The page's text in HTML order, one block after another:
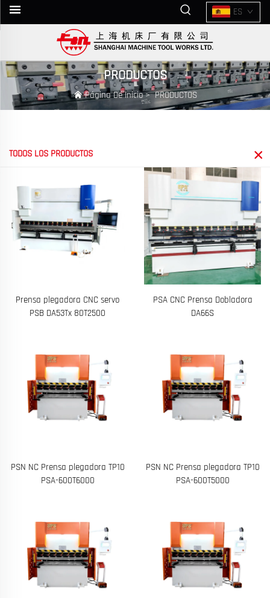
ES
PRODUCTOS
Página De Inicio>PRODUCTOS
TODOS LOS PRODUCTOS
Prensa plegadora CNC servo
PSB DA53Tx 80T2500
PSA CNC Prensa Dobladora
DA66S
PSN NC Prensa plegadora TP10
PSA-600T6000
PSN NC Prensa plegadora TP10
PSA-600T5000